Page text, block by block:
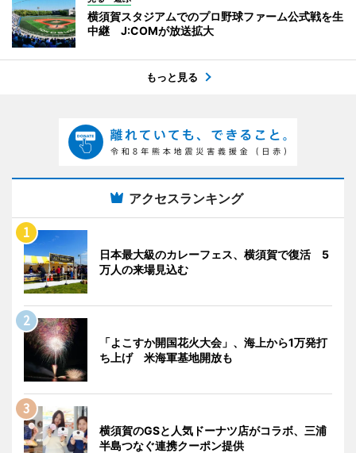
横須賀スタジアムでのプロ野球ファーム公式戦を生
中継 J:COMが放送拡大
もっと見る
アクセスランキング
日本最大級のカレーフェス、横須賀で復活 5
万人の来場見込む
「よこすか開国花火大会」、海上から1万発打
ち上げ 米海軍基地開放も
横須賀のGSと人気ドーナツ店がコラボ、三浦
半島つなぐ連携クーポン提供